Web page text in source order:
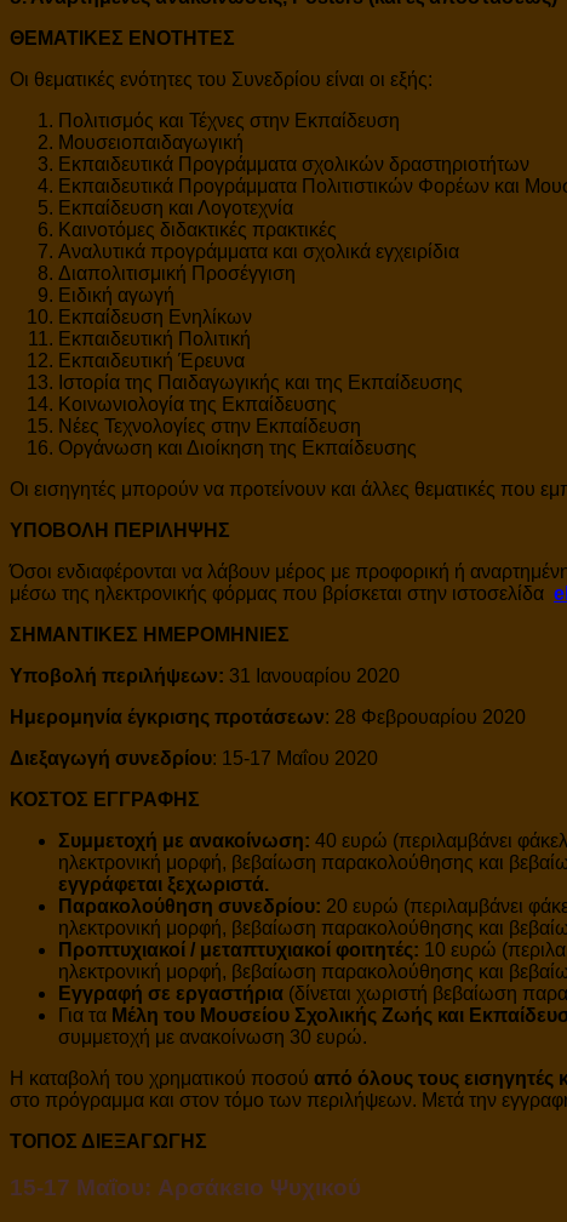
ΘΕΜΑΤΙΚΕΣ ΕΝΟΤΗΤΕΣ
Οι θεματικές ενότητες του Συνεδρίου είναι οι εξής:
Πολιτισμός και Τέχνες στην Εκπαίδευση
Μουσειοπαιδαγωγική
Εκπαιδευτικά Προγράμματα σχολικών δραστηριοτήτων
Εκπαιδευτικά Προγράμματα Πολιτιστικών Φορέων και
Εκπαίδευση και Λογοτεχνία
Καινοτόμες διδακτικές πρακτικές
Αναλυτικά προγράμματα και σχολικά εγχειρίδια
Διαπολιτισμική Προσέγγιση
Ειδική αγωγή
Εκπαίδευση Ενηλίκων
Εκπαιδευτική Πολιτική
Εκπαιδευτική Έρευνα
Ιστορία της Παιδαγωγικής και της Εκπαίδευσης
Κοινωνιολογία της Εκπαίδευσης
Νέες Τεχνολογίες στην Εκπαίδευση
Οργάνωση και Διοίκηση της Εκπαίδευσης
Οι εισηγητές μπορούν να προτείνουν και άλλες θεματικές που
ΥΠΟΒΟΛΗ ΠΕΡΙΛΗΨΗΣ
Όσοι ενδιαφέρονται να λάβουν μέρος με προφορική ή
μέσω της ηλεκτρονικής φόρμας που βρίσκεται στην ιστοσελίδα
ΣΗΜΑΝΤΙΚΕΣ ΗΜΕΡΟΜΗΝΙΕΣ
Υποβολή περιλήψεων: 31 Ιανουαρίου 2020
Ημερομηνία έγκρισης προτάσεων: 28 Φεβρουαρίου 2020
Διεξαγωγή συνεδρίου: 15-17 Μαΐου 2020
ΚΟΣΤΟΣ ΕΓΓΡΑΦΗΣ
Συμμετοχή με ανακοίνωση: 40 ευρώ (περιλαμβάνει
ηλεκτρονική μορφή, βεβαίωση παρακολούθησης και
εγγράφεται ξεχωριστά.
Παρακολούθηση συνεδρίου: 20 ευρώ (περιλαμβάνει
ηλεκτρονική μορφή, βεβαίωση παρακολούθησης και
Προπτυχιακοί / μεταπτυχιακοί φοιτητές: 10 ευρώ
ηλεκτρονική μορφή, βεβαίωση παρακολούθησης και
Εγγραφή σε εργαστήρια (δίνεται χωριστή βεβαίωση
Για τα Μέλη του Μουσείου Σχολικής Ζωής και
συμμετοχή με ανακοίνωση 30 ευρώ.
Η καταβολή του χρηματικού ποσού από όλους τους εισηγητές
στο πρόγραμμα και στον τόμο των περιλήψεων. Μετά την
ΤΟΠΟΣ ΔΙΕΞΑΓΩΓΗΣ
15-17 Μαΐου: Aρσάκειο Ψυχικού